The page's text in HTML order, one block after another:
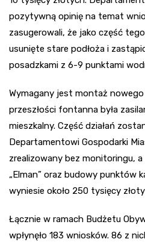
pozytywną opinię na temat
zasugerowali, że jako część
usunięte stare podłoża i
posadzkami z 6-9 punktami
Wymagany jest montaż nowego
przeszłości fontanna była
mieszkalny. Część działań
Departamentowi Gospodarki
zrealizowany bez monitoringu,
„Elman” oraz budowy punktów
wyniesie około 250 tysięcy
Łącznie w ramach Budżetu
wpłynęło 183 wniosków. 86 z